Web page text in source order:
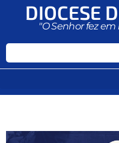
DIOCESE
"O Senhor fez